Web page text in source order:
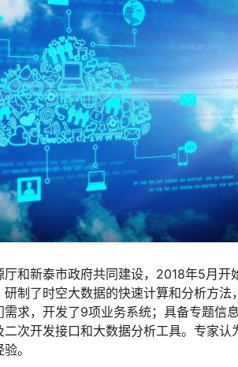
和新泰市政府共同建设，2018年5月开
制了时空大数据的快速计算和分析方法
求，开发了9项业务系统；具备专题信
次开发接口和大数据分析工具。专家认
。